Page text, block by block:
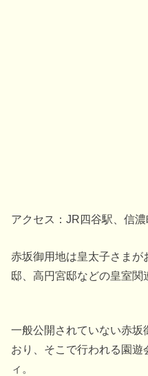
アクセス：JR四谷駅、信濃
赤坂御用地は皇太子さま
邸、高円宮邸などの皇室関
一般公開されていない赤坂
おり、そこで行われる園
ィ。